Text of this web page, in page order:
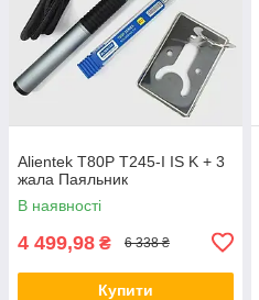
Alientek T80P T245-I IS K + 3
жала Паяльник
В наявності
4 499,98 ₴ 6 338 ₴
Купити